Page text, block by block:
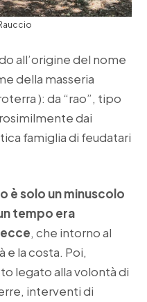
all’origine del nome
della masseria
): da “rao”, tipo
dai
famiglia di feudatari
è solo un minuscolo
tempo era
, che intorno al
e la costa. Poi,
legato alla volontà di
interventi di